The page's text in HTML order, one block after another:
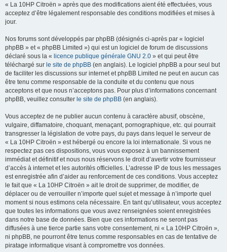
« La 10HP Citroën » après que des modifications aient été effectuées, vous
acceptez d’être légalement responsable des conditions modifiées et mises à
jour.
Nos forums sont développés par phpBB (désignés ci-après par « logiciel
phpBB » et « phpBB Limited ») qui est un logiciel de forum de discussions
déclaré sous la « licence publique générale GNU 2.0 » et qui peut être
téléchargé sur le site de phpBB (en anglais). Le logiciel phpBB a pour seul but
de faciliter les discussions sur internet et phpBB Limited ne peut en aucun cas
être tenu comme responsable de la conduite et du contenu que nous
acceptons et que nous n’acceptons pas. Pour plus d’informations concernant
phpBB, veuillez consulter le site de phpBB (en anglais).
Vous acceptez de ne publier aucun contenu à caractère abusif, obscène,
vulgaire, diffamatoire, choquant, menaçant, pornographique, etc. qui pourrait
transgresser la législation de votre pays, du pays dans lequel le serveur de
« La 10HP Citroën » est hébergé ou encore la loi internationale. Si vous ne
respectez pas ces dispositions, vous vous exposez à un bannissement
immédiat et définitif et nous nous réservons le droit d’avertir votre fournisseur
d’accès à internet et les autorités officielles. L’adresse IP de tous les messages
est enregistrée afin d’aider au renforcement de ces conditions. Vous acceptez
le fait que « La 10HP Citroën » ait le droit de supprimer, de modifier, de
déplacer ou de verrouiller n’importe quel sujet et message à n’importe quel
moment si nous estimons cela nécessaire. En tant qu’utilisateur, vous acceptez
que toutes les informations que vous avez renseignées soient enregistrées
dans notre base de données. Bien que ces informations ne seront pas
diffusées à une tierce partie sans votre consentement, ni « La 10HP Citroën »,
ni phpBB, ne pourront être tenus comme responsables en cas de tentative de
piratage informatique visant à compromettre vos données.